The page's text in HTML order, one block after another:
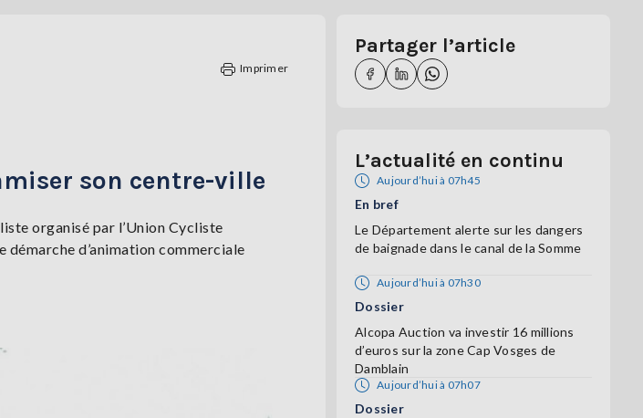
Imprimer
son centre-ville
organisé par l’Union Cycliste
démarche d’animation commerciale
Partager l’article
L’actualité en continu
Aujourd’hui à 07h45
En bref
Le Département alerte sur les dangers
de baignade dans le canal de la Somme
Aujourd’hui à 07h30
Dossier
Alcopa Auction va investir 16 millions
d’euros sur la zone Cap Vosges de
Damblain
Aujourd’hui à 07h07
Dossier